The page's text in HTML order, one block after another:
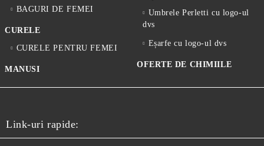
BAGURI DE FEMEI
CURELE
CURELE PENTRU FEMEI
MANUSI
Umbrele Perletti cu logo-ul
dvs
Eșarfe cu logo-ul dvs
OFERTE DE CHIMIILE
Link-uri rapide: